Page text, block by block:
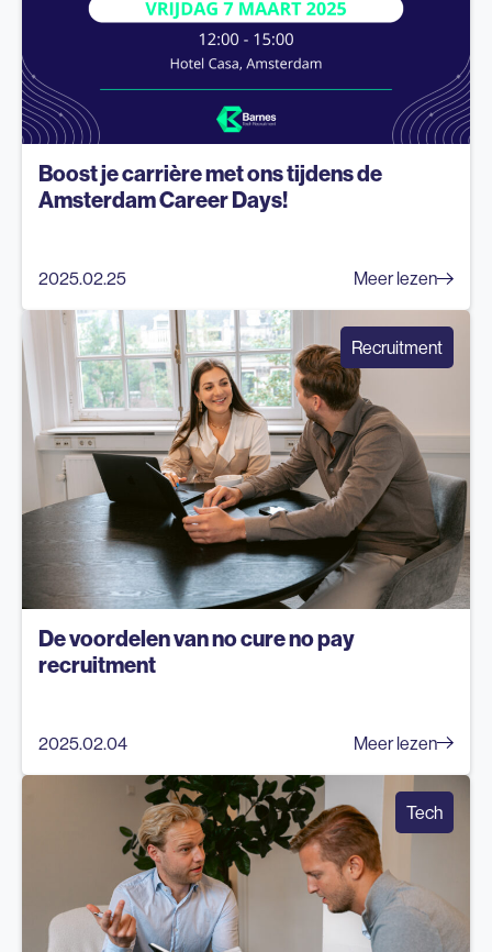
Boost je carrière met ons tijdens de
Amsterdam Career Days!
2025.02.25 Meer lezen
Recruitment
De voordelen van no cure no pay
recruitment
2025.02.04 Meer lezen
Tech